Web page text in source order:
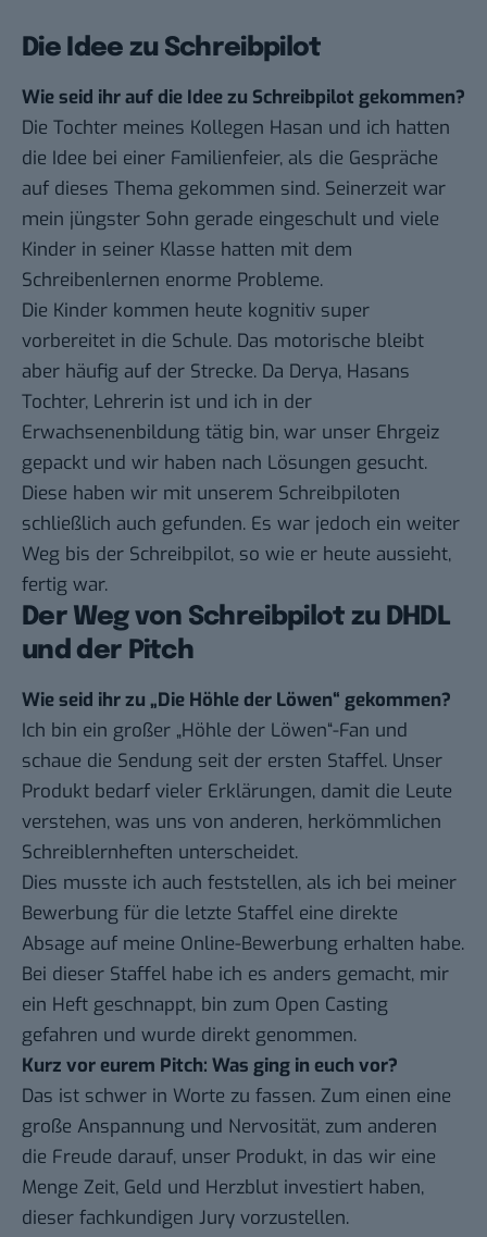
Die Idee zu Schreibpilot
Wie seid ihr auf die Idee zu Schreibpilot gekommen?
Die Tochter meines Kollegen Hasan und ich hatten
die Idee bei einer Familienfeier, als die Gespräche
auf dieses Thema gekommen sind. Seinerzeit war
mein jüngster Sohn gerade eingeschult und viele
Kinder in seiner Klasse hatten mit dem
Schreibenlernen enorme Probleme.
Die Kinder kommen heute kognitiv super
vorbereitet in die Schule. Das motorische bleibt
aber häufig auf der Strecke. Da Derya, Hasans
Tochter, Lehrerin ist und ich in der
Erwachsenenbildung tätig bin, war unser Ehrgeiz
gepackt und wir haben nach Lösungen gesucht.
Diese haben wir mit unserem Schreibpiloten
schließlich auch gefunden. Es war jedoch ein weiter
Weg bis der Schreibpilot, so wie er heute aussieht,
fertig war.
Der Weg von Schreibpilot zu DHDL
und der Pitch
Wie seid ihr zu „Die Höhle der Löwen“ gekommen?
Ich bin ein großer „Höhle der Löwen“-Fan und
schaue die Sendung seit der ersten Staffel. Unser
Produkt bedarf vieler Erklärungen, damit die Leute
verstehen, was uns von anderen, herkömmlichen
Schreiblernheften unterscheidet.
Dies musste ich auch feststellen, als ich bei meiner
Bewerbung für die letzte Staffel eine direkte
Absage auf meine Online-Bewerbung erhalten habe.
Bei dieser Staffel habe ich es anders gemacht, mir
ein Heft geschnappt, bin zum Open Casting
gefahren und wurde direkt genommen.
Kurz vor eurem Pitch: Was ging in euch vor?
Das ist schwer in Worte zu fassen. Zum einen eine
große Anspannung und Nervosität, zum anderen
die Freude darauf, unser Produkt, in das wir eine
Menge Zeit, Geld und Herzblut investiert haben,
dieser fachkundigen Jury vorzustellen.